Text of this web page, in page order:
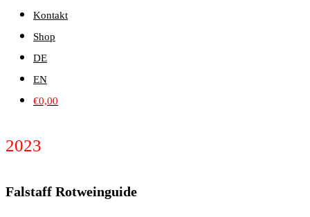
Kontakt
Shop
DE
EN
€0,00
2023
Falstaff Rotweinguide